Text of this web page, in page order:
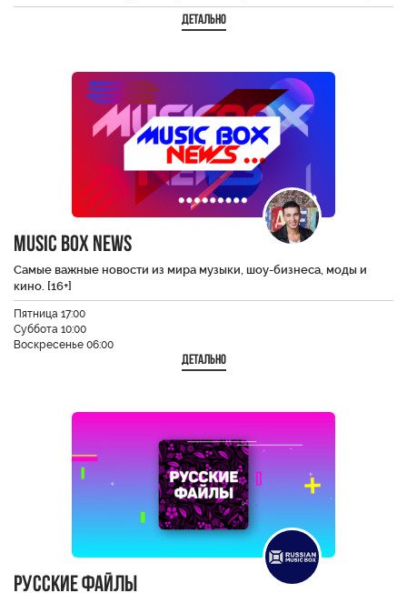
Детально
Music Box News
Самые важные новости из мира музыки, шоу-бизнеса, моды и
кино. [16+]
Пятница 17:00
Суббота 10:00
Воскресенье 06:00
Детально
Русские файлы